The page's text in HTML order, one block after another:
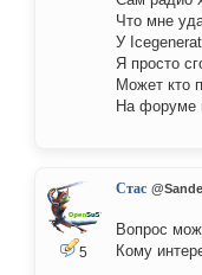
Что мне
У
Я просто
Может кто
На форуме
5
Стас
Вопрос
Кому